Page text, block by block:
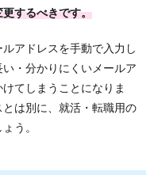
するべきです。
アドレスを手動で入力し
・分かりにくいメールア
てしまうことになりま
は別に、就活・転職用の
う。